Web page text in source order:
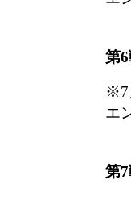
第
※
エ
第